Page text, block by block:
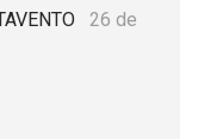
26 de